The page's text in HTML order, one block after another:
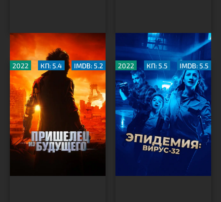
Пришелец из будущего Эпидемия: Вирус-32
2022 КП: 5.4 IMDB: 5.2 2022 КП: 5.5 IMDB: 5.5